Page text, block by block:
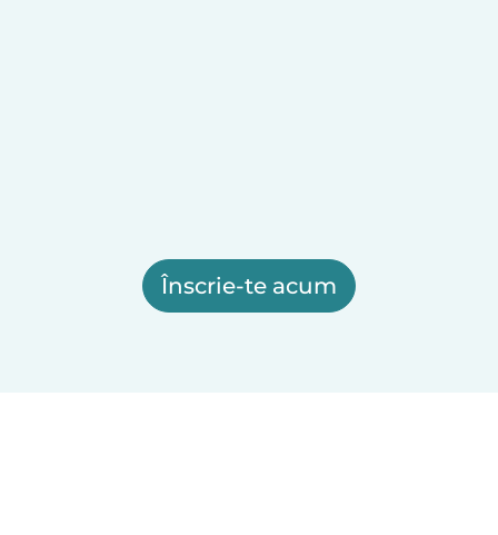
Înscrie-te acum